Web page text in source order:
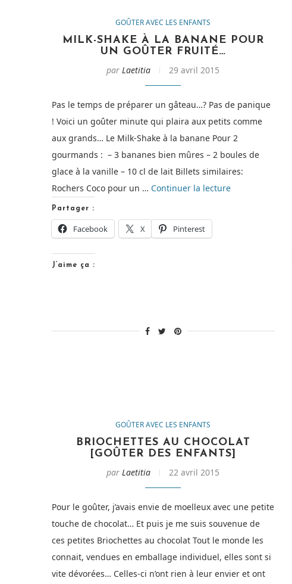
GOÛTER AVEC LES ENFANTS
MILK-SHAKE À LA BANANE POUR
UN GOÛTER FRUITÉ…
parLaetitia 29 avril 2015
Pas le temps de préparer un gâteau…? Pas de panique
! Voici un goûter minute qui plaira aux petits comme
aux grands… Le Milk-Shake à la banane Pour 2
gourmands : – 3 bananes bien mûres – 2 boules de
glace à la vanille – 10 cl de lait Billets similaires:
Rochers Coco pour un … Continuer la lecturede
Partager :
Facebook X Pinterest
J’aime ça :
GOÛTER AVEC LES ENFANTS
BRIOCHETTES AU CHOCOLAT
[GOÛTER DES ENFANTS]
parLaetitia 22 avril 2015
Pour le goûter, j’avais envie de moelleux avec une petite
touche de chocolat… Et puis je me suis souvenue de
ces petites Briochettes au chocolat Tout le monde les
connait, vendues en emballage individuel, elles sont si
vite dévorées… Celles-ci n’ont rien à leur envier et ont